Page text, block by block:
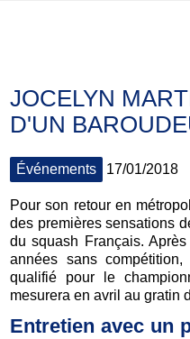
JOCELYN
D'UN
Événements 17/01/2018
Pour son retour en
des premières sensations
du squash Français.
années sans
qualifié pour le
mesurera en avril au gratin
Entretien avec un